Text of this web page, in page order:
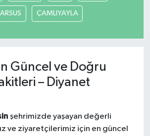
ÇAMLIYAYLA
Güncel ve Doğru
– Diyanet
şehrimizde yaşayan değerli
ve ziyaretçilerimiz için en güncel